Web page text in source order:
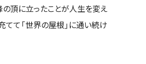
頂に立ったことが人生を変え
て「世界の屋根」に通い続け